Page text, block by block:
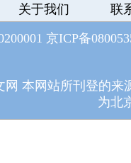
关于我们 联
京ICP备
网 本网站所刊登的
为北